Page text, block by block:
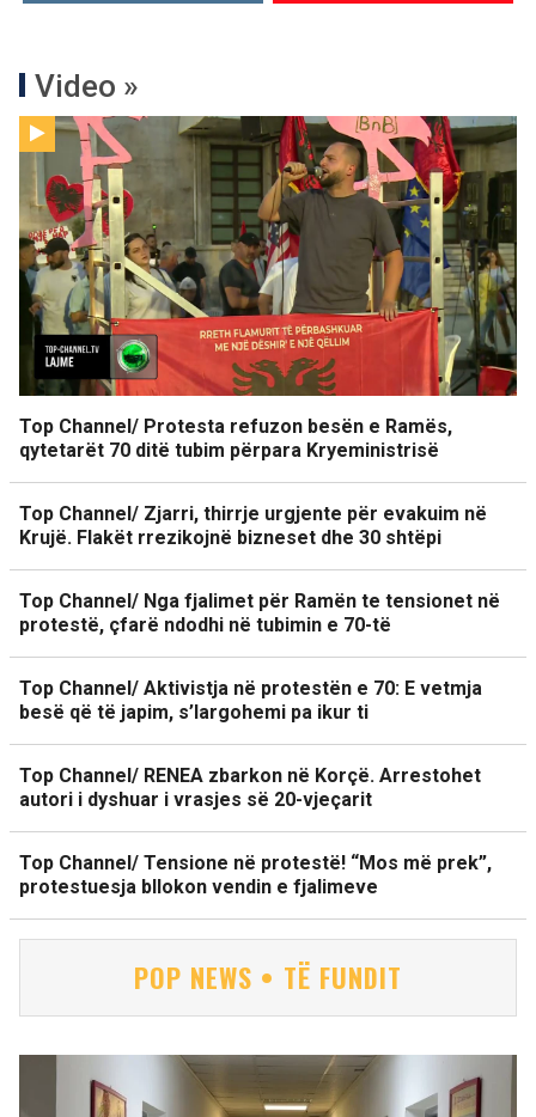
Video »
Top Channel/ Protesta refuzon besën e Ramës,
qytetarët 70 ditë tubim përpara Kryeministrisë
Top Channel/ Zjarri, thirrje urgjente për evakuim në
Krujë. Flakët rrezikojnë bizneset dhe 30 shtëpi
Top Channel/ Nga fjalimet për Ramën te tensionet në
protestë, çfarë ndodhi në tubimin e 70-të
Top Channel/ Aktivistja në protestën e 70: E vetmja
besë që të japim, s’largohemi pa ikur ti
Top Channel/ RENEA zbarkon në Korçë. Arrestohet
autori i dyshuar i vrasjes së 20-vjeçarit
Top Channel/ Tensione në protestë! “Mos më prek”,
protestuesja bllokon vendin e fjalimeve
POP NEWS • TË FUNDIT